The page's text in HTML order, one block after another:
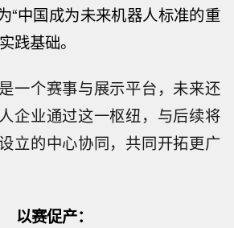
“中国成为未来机器人标准的重
践基础。
一个赛事与展示平台，未来还
企业通过这一枢纽，与后续将
立的中心协同，共同开拓更广
以赛促产：